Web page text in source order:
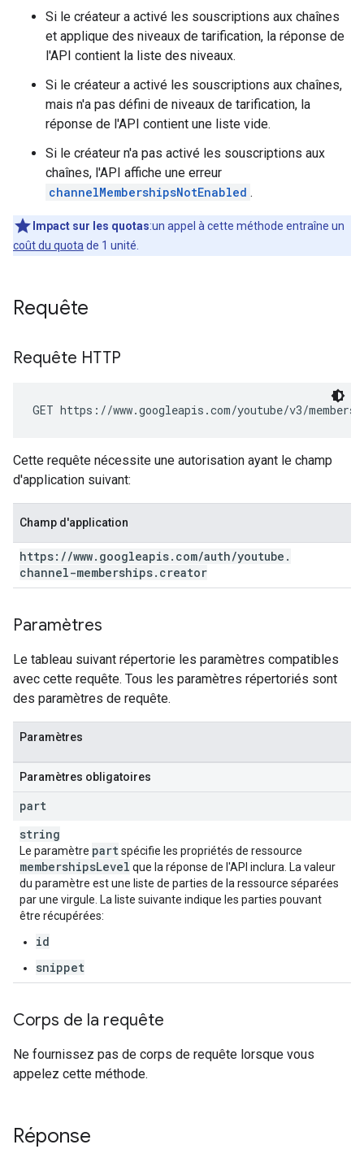
Si le créateur a activé les souscriptions aux chaînes
et applique des niveaux de tarification, la réponse de
l'API contient la liste des niveaux.
Si le créateur a activé les souscriptions aux chaînes,
mais n'a pas défini de niveaux de tarification, la
réponse de l'API contient une liste vide.
Si le créateur n'a pas activé les souscriptions aux
chaînes, l'API affiche une erreur
channelMembershipsNotEnabled .
Impact sur les quotas:un appel à cette méthode entraîne un
coût du quota de 1 unité.
Requête
Requête HTTP
GET https://www.googleapis.com/youtube/v3/
Cette requête nécessite une autorisation ayant le champ
d'application suivant:
Champ d'application
https: //www. googleapis. com/auth/youtube .
channel-memberships. creator
Paramètres
Le tableau suivant répertorie les paramètres compatibles
avec cette requête. Tous les paramètres répertoriés sont
des paramètres de requête.
Paramètres
Paramètres obligatoires
part
string
Le paramètre partspécifie les propriétés de ressource
membershipsLevel que la réponse de l'API inclura. La valeur
du paramètre est une liste de parties de la ressource séparées
par une virgule. La liste suivante indique les parties pouvant
être récupérées:
id
snippet
Corps de la requête
Ne fournissez pas de corps de requête lorsque vous
appelez cette méthode.
Réponse